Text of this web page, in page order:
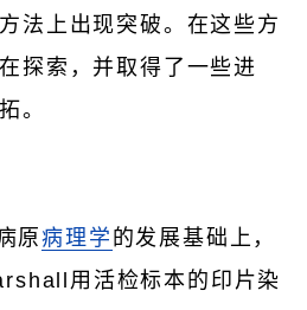
法上出现突破。在这些方
探索，并取得了一些进
。
原病理学 的发展基础上，
用活检标本的印片染